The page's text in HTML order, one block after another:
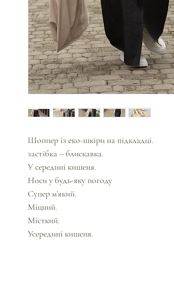
Шоппер із еко-шкіри на підкладці.
застібка – блискавка.
У середині кишеня.
Носи у будь-яку погоду
Супер м'який.
Міцний.
Місткий.
Усередині кишеня.